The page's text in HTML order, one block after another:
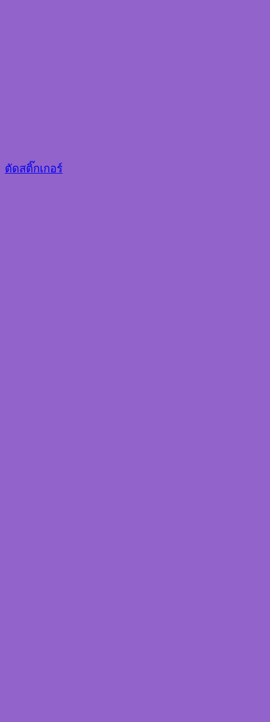
ตัดสติ๊กเกอร์